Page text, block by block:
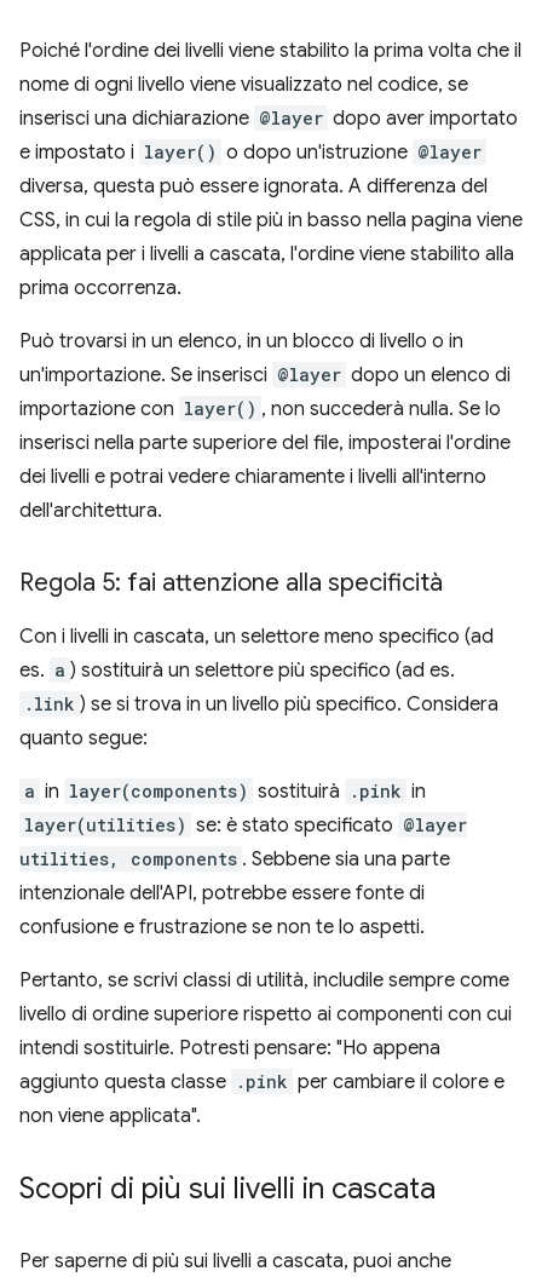
Poiché l'ordine dei livelli viene stabilito la prima volta che il
nome di ogni livello viene visualizzato nel codice, se
inserisci una dichiarazione @layer dopo aver importato
e impostato i layer() o dopo un'istruzione @layer
diversa, questa può essere ignorata. A differenza del
CSS, in cui la regola di stile più in basso nella pagina viene
applicata per i livelli a cascata, l'ordine viene stabilito alla
prima occorrenza.
Può trovarsi in un elenco, in un blocco di livello o in
un'importazione. Se inserisci @layer dopo un elenco di
importazione con layer() , non succederà nulla. Se lo
inserisci nella parte superiore del file, imposterai l'ordine
dei livelli e potrai vedere chiaramente i livelli all'interno
dell'architettura.
Regola 5: fai attenzione alla specificità
Con i livelli in cascata, un selettore meno specifico (ad
es. a ) sostituirà un selettore più specifico (ad es.
.link ) se si trova in un livello più specifico. Considera
quanto segue:
a in layer(components) sostituirà .pink in
layer(utilities) se: è stato specificato @layer
utilities, components . Sebbene sia una parte
intenzionale dell'API, potrebbe essere fonte di
confusione e frustrazione se non te lo aspetti.
Pertanto, se scrivi classi di utilità, includile sempre come
livello di ordine superiore rispetto ai componenti con cui
intendi sostituirle. Potresti pensare: "Ho appena
aggiunto questa classe .pink per cambiare il colore e
non viene applicata".
Scopri di più sui livelli in cascata
Per saperne di più sui livelli a cascata, puoi anche